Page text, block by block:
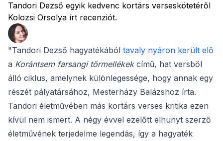
Tandori Dezső egyik kedvenc kortárs verseskötetéről
Kolozsi Orsolya írt recenziót.
"Tandori Dezső hagyatékából tavaly nyáron került elő
a Korántsem farsangi tőrmellékekcímű, hat versből
álló ciklus, amelynek különlegessége, hogy annak egy
részét pályatársához, Mesterházy Balázshoz írta.
Tandori életművében más kortárs verses kritika ezen
kívül nem ismert. A négy évvel ezelőtt elhunyt szerző
életművének terjedelme legendás, így a hagyaték